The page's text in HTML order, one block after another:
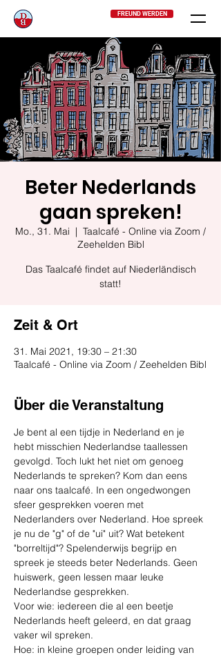
FREUND WERDEN
Beter Nederlands
gaan spreken!
Mo., 31. Mai
  |
Taalcafé - Online via Zoom /
Zeehelden Bibl
Das Taalcafé findet auf Niederländisch
statt!
Zeit & Ort
31. Mai 2021, 19:30 – 21:30
Taalcafé - Online via Zoom / Zeehelden Bibl
Über die Veranstaltung
Je bent al een tijdje in Nederland en je
hebt misschien Nederlandse taallessen
gevolgd. Toch lukt het niet om genoeg
Nederlands te spreken? Kom dan eens
naar ons taalcafé. In een ongedwongen
sfeer gesprekken voeren met
Nederlanders over Nederland. Hoe spreek
je nu de "g" of de "ui" uit? Wat betekent
"borreltijd"? Spelenderwijs begrijp en
spreek je steeds beter Nederlands. Geen
huiswerk, geen lessen maar leuke
Nederlandse gesprekken.
Voor wie: iedereen die al een beetje
Nederlands heeft geleerd, en dat graag
vaker wil spreken.
Hoe: in kleine groepen onder leiding van